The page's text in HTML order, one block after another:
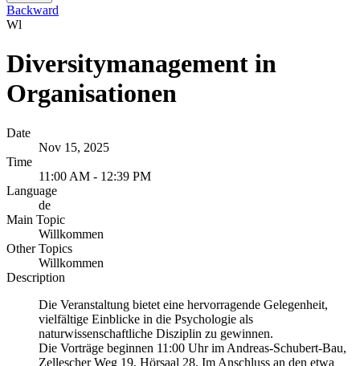
Backward
Wl
Diversitymanagement in
Organisationen
Date
Nov 15, 2025
Time
11:00 AM - 12:39 PM
Language
de
Main Topic
Willkommen
Other Topics
Willkommen
Description
Die Veranstaltung bietet eine hervorragende Gelegenheit,
vielfältige Einblicke in die Psychologie als
naturwissenschaftliche Disziplin zu gewinnen.
Die Vorträge beginnen 11:00 Uhr im Andreas-Schubert-Bau,
Zellescher Weg 19, Hörsaal 28. Im Anschluss an den etwa